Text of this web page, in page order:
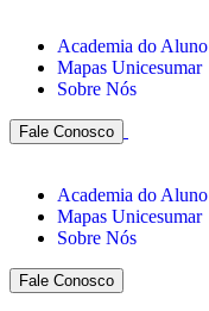
Academia do Aluno
Mapas Unicesumar
Sobre Nós
Fale Conosco
Academia do Aluno
Mapas Unicesumar
Sobre Nós
Fale Conosco